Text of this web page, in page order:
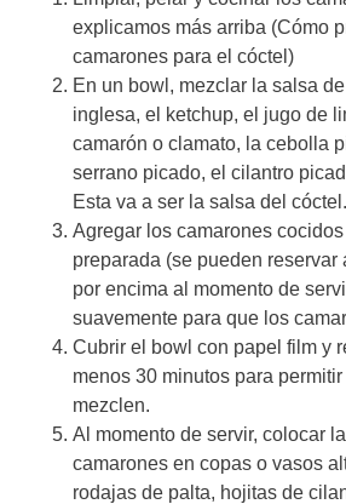
explicamos más arriba (Cómo
camarones para el cóctel)
En un bowl, mezclar la salsa
inglesa, el ketchup, el jugo de
camarón o clamato, la cebolla
serrano picado, el cilantro
Esta va a ser la salsa del cóctel.
Agregar los camarones
preparada (se pueden reservar
por encima al momento de
suavemente para que los
Cubrir el bowl con papel film y
menos 30 minutos para
mezclen.
Al momento de servir, colocar
camarones en copas o vasos
rodajas de palta, hojitas de